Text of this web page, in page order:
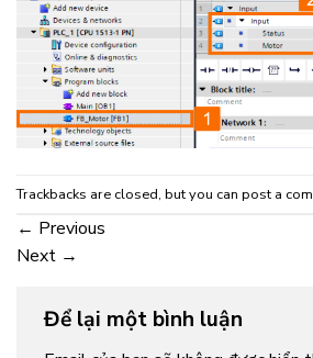
Trackbacks are closed, but you can post a
← Previous
Next →
Để lại một bình luận